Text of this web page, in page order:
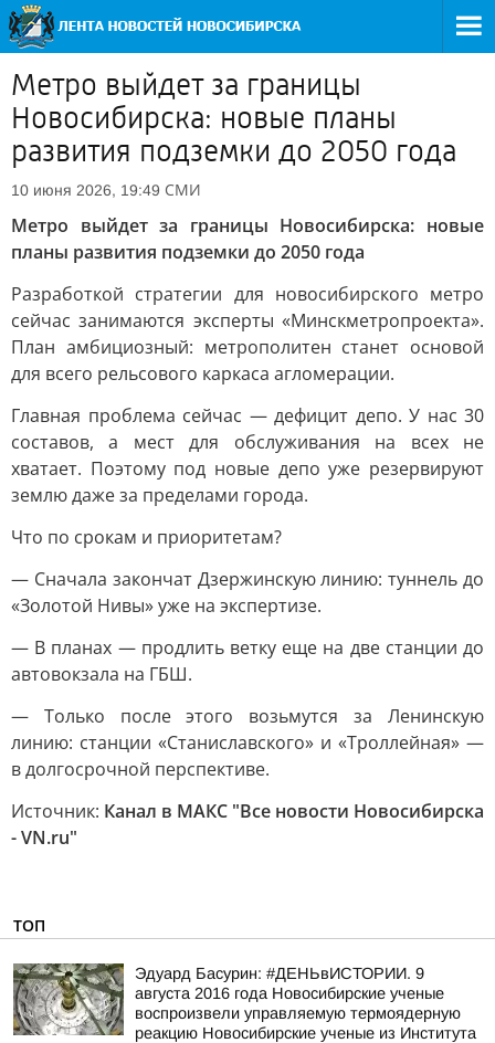
Метро выйдет за границы
Новосибирска: новые планы
развития подземки до 2050 года
10 июня 2026, 19:49 СМИ
Метро выйдет за границы Новосибирска: новые
планы развития подземки до 2050 года
Разработкой стратегии для новосибирского метро
сейчас занимаются эксперты «Минскметропроекта».
План амбициозный: метрополитен станет основой
для всего рельсового каркаса агломерации.
Главная проблема сейчас — дефицит депо. У нас 30
составов, а мест для обслуживания на всех не
хватает. Поэтому под новые депо уже резервируют
землю даже за пределами города.
Что по срокам и приоритетам?
— Сначала закончат Дзержинскую линию: туннель до
«Золотой Нивы» уже на экспертизе.
— В планах — продлить ветку еще на две станции до
автовокзала на ГБШ.
— Только после этого возьмутся за Ленинскую
линию: станции «Станиславского» и «Троллейная» —
в долгосрочной перспективе.
Источник: Канал в МАКС "Все новости Новосибирска
- VN.ru"
ТОП
Эдуард Басурин: #ДЕНЬвИСТОРИИ. 9
августа 2016 года Новосибирские ученые
воспроизвели управляемую термоядерную
реакцию Новосибирские ученые из Института